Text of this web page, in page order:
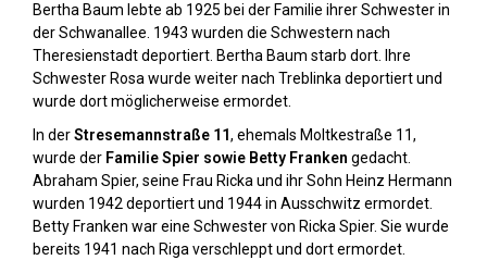
Bertha Baum lebte ab 1925 bei der Familie ihrer Schwester in
der Schwanallee. 1943 wurden die Schwestern nach
Theresienstadt deportiert. Bertha Baum starb dort. Ihre
Schwester Rosa wurde weiter nach Treblinka deportiert und
wurde dort möglicherweise ermordet.
In derStresemannstraße 11, ehemals Moltkestraße 11,
wurde der Familie Spier sowie Betty Franken gedacht.
Abraham Spier, seine Frau Ricka und ihr Sohn Heinz Hermann
wurden 1942 deportiert und 1944 in Ausschwitz ermordet.
Betty Franken war eine Schwester von Ricka Spier. Sie wurde
bereits 1941 nach Riga verschleppt und dort ermordet.